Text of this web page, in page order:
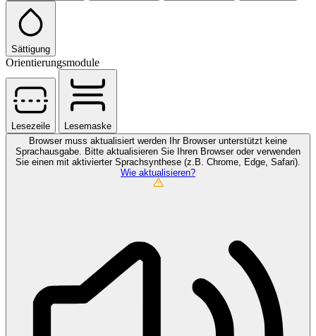
Sättigung
Orientierungsmodule
Lesezeile
Lesemaske
Browser muss aktualisiert werden
Ihr Browser unterstützt keine
Sprachausgabe. Bitte aktualisieren Sie Ihren Browser oder verwenden
Sie einen mit aktivierter Sprachsynthese (z.B. Chrome, Edge, Safari).
Wie aktualisieren?